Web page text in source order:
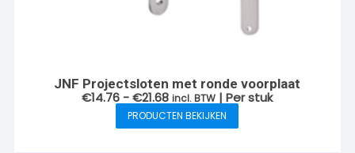
JNF Projectsloten met ronde voorplaat
€14.76 - €21.68Prijsklasse:
€14.76
tot
€21.68
incl. BTW | Per stuk
PRODUCTEN BEKIJKEN